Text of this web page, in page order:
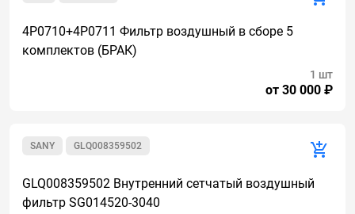
4Р0710+4Р0711 Фильтр воздушный в сборе 5
комплектов (БРАК)
от 30 000 ₽
1 шт
GLQ008359502
SANY
GLQ008359502 Внутренний сетчатый воздушный
фильтр SG014520-3040